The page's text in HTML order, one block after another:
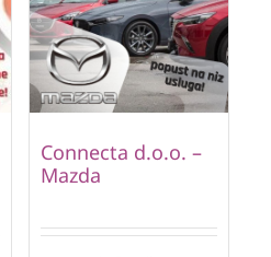
Connecta d.o.o. –
Mazda